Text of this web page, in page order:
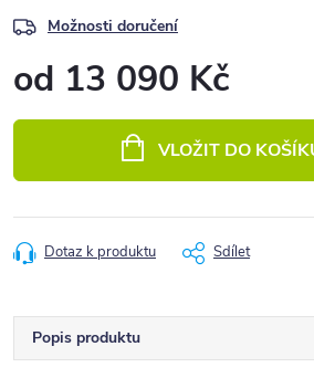
Možnosti doručení
od 13 090 Kč
VLOŽIT DO
Dotaz k produktu Sdílet
Popis produktu